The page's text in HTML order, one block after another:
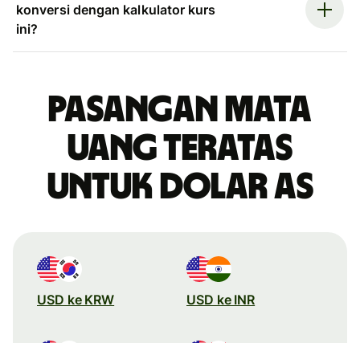
konversi dengan kalkulator kurs
ini?
Pasangan mata
uang teratas
untuk dolar AS
USD ke KRW USD ke INR